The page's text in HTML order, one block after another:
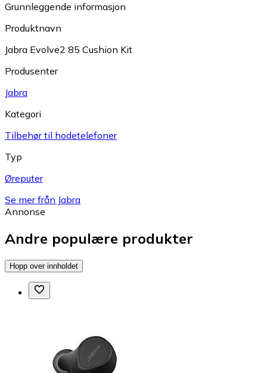
Grunnleggende informasjon
Produktnavn
Jabra Evolve2 85 Cushion Kit
Produsenter
Jabra
Kategori
Tilbehør til hodetelefoner
Typ
Øreputer
Se mer från Jabra
Annonse
Andre populære produkter
Hopp over innholdet